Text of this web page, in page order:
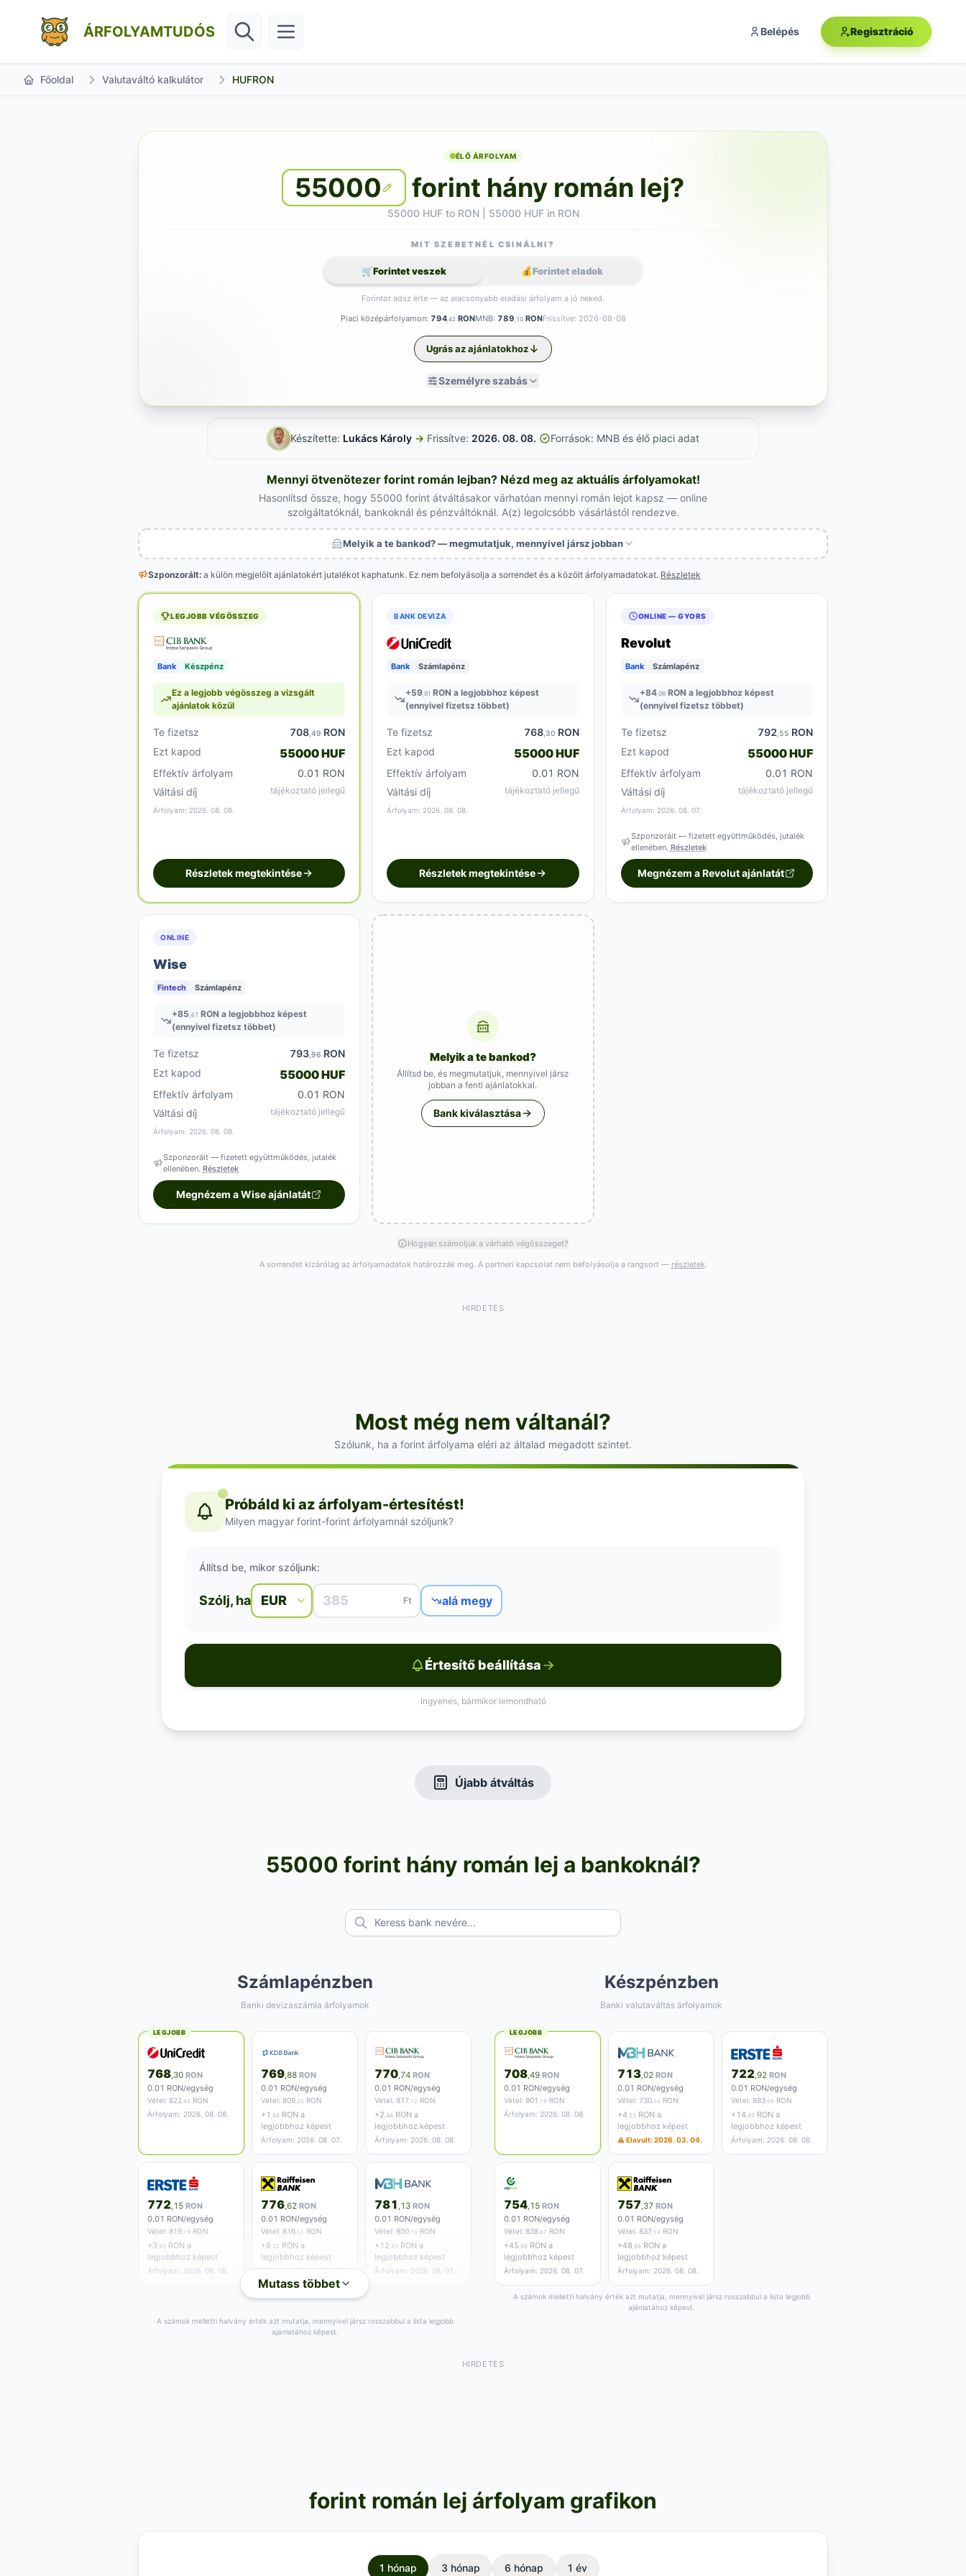
ÁRFOLYAMTUDÓS Belépés Regisztráció
Főoldal Valutaváltó kalkulátor HUFRON
ÉLŐ ÁRFOLYAM
55000 forint hány román lej?
55000 HUF to RON | 55000 HUF in RON
Piaci középárfolyamon: 794,42 RONMNB: 789 ,10RONFrissítve: 2026-08-08
Személyre szabás
MIT SZERETNÉL CSINÁLNI?
🛒Forintet veszek 💰Forintet eladok
Forintot adsz érte — az alacsonyabb eladási árfolyam a jó neked.
Ugrás az ajánlatokhoz
Készítette: Lukács Károly →·Frissítve: 2026. 08. 08.· Források: MNB és élő piaci adat
Mennyi ötvenötezer forint román lejban? Nézd meg az aktuális árfolyamokat!
Hasonlítsd össze, hogy 55000 forint átváltásakor várhatóan mennyi román lejot kapsz — online
szolgáltatóknál, bankoknál és pénzváltóknál. A(z) legolcsóbb vásárlástól rendezve.
Melyik a te bankod? — megmutatjuk, mennyivel jársz jobban
Szponzorált: a külön megjelölt ajánlatokért jutalékot kaphatunk. Ez nem befolyásolja a sorrendet és a közölt árfolyamadatokat. Részletek
LEGJOBB VÉGÖSSZEG
Bank Készpénz
Ez a legjobb végösszeg a vizsgált
ajánlatok közül
Te fizetsz 708 ,49 RON
Ezt kapod
55000 HUF
Effektív árfolyam
0.01 RON
Váltási díj
tájékoztató jellegű
Árfolyam: 2026. 08. 08.
Részletek megtekintése
BANK DEVIZA
Bank Számlapénz
+59 ,81 RON a legjobbhoz képest
(ennyivel fizetsz többet)
Te fizetsz 768,30 RON
Ezt kapod
55000 HUF
Effektív árfolyam
0.01 RON
Váltási díj
tájékoztató jellegű
Árfolyam: 2026. 08. 08.
Részletek megtekintése
ONLINE — GYORS
Revolut
Bank Számlapénz
+84,06RON a legjobbhoz képest
(ennyivel fizetsz többet)
Te fizetsz 792 ,55 RON
Ezt kapod
55000 HUF
Effektív árfolyam
0.01 RON
Váltási díj
tájékoztató jellegű
Árfolyam: 2026. 08. 07.
Szponzorált — fizetett együttműködés, jutalék
ellenében. Részletek
Megnézem a Revolut ajánlatát
ONLINE
Wise
Fintech Számlapénz
+85 ,47 RON a legjobbhoz képest
(ennyivel fizetsz többet)
Te fizetsz 793 ,96 RON
Ezt kapod
55000 HUF
Effektív árfolyam
0.01 RON
Váltási díj
tájékoztató jellegű
Árfolyam: 2026. 08. 08.
Szponzorált — fizetett együttműködés, jutalék
ellenében. Részletek
Megnézem a Wise ajánlatát
Melyik a te bankod?
Állítsd be, és megmutatjuk, mennyivel jársz
jobban a fenti ajánlatokkal.
Bank kiválasztása
Hogyan számoljuk a várható végösszeget?
A sorrendet kizárólag az árfolyamadatok határozzák meg. A partneri kapcsolat nem befolyásolja a rangsort — részletek
HIRDETÉS
Most még nem váltanál?
Szólunk, ha a forint árfolyama eléri az általad megadott szintet.
Próbáld ki az árfolyam-értesítést!
Milyen magyar forint-forint árfolyamnál szóljunk?
Állítsd be, mikor szóljunk:
Szólj, ha Ft alá megy
Értesítő beállítása
Ingyenes, bármikor lemondható
Újabb átváltás
55000 forint hány román lej a bankoknál?
Számlapénzben
Banki devizaszámla árfolyamok
LEGJOBB
768 ,30 RON
0.01 RON/egység
Vétel: 822 ,42 RON
Árfolyam: 2026. 08. 08.
769 ,88 RON
0.01 RON/egység
Vétel: 809 ,30 RON
+1 ,58 RON a
legjobbhoz képest
Árfolyam: 2026. 08. 07.
770 ,74 RON
0.01 RON/egység
Vétel: 817 ,72 RON
+2 ,44 RON a
legjobbhoz képest
Árfolyam: 2026. 08. 08.
772 ,15 RON
0.01 RON/egység
Vétel: 819 ,79 RON
+3 ,85 RON a
legjobbhoz képest
Árfolyam: 2026. 08. 08.
776 ,62 RON
0.01 RON/egység
Vétel: 816 ,51 RON
+8 ,32 RON a
legjobbhoz képest
Árfolyam: 2026. 08. 07.
781 ,13 RON
0.01 RON/egység
Vétel: 800 ,10 RON
+ 12 ,83 RON a
legjobbhoz képest
Árfolyam: 2026. 08. 07.
784,37 RON
Árfolyam: 2026. 08. 07.
Mutass többet
A számok melletti halvány érték azt mutatja, mennyivel jársz rosszabbul a lista legjobb
ajánlatához képest.
Készpénzben
Banki valutaváltás árfolyamok
LEGJOBB
708 ,49 RON
0.01 RON/egység
Vétel: 901 ,79 RON
Árfolyam: 2026. 08. 08.
713 ,02 RON
0.01 RON/egység
Vétel: 730 ,34 RON
+4 ,53 RON a
legjobbhoz képest
⚠ Elavult: 2026. 03. 04.
722 ,92 RON
0.01 RON/egység
Vétel: 883 ,68 RON
+14 ,43 RON a
legjobbhoz képest
Árfolyam: 2026. 08. 08.
754 ,15 RON
0.01 RON/egység
Vétel: 838 ,67 RON
+45 ,66 RON a
legjobbhoz képest
Árfolyam: 2026. 08. 07.
757 ,37 RON
0.01 RON/egység
Vétel: 837 ,14 RON
+48 ,88 RON a
legjobbhoz képest
Árfolyam: 2026. 08. 08.
A számok melletti halvány érték azt mutatja, mennyivel jársz rosszabbul a lista legjobb
ajánlatához képest.
HIRDETÉS
forint román lej árfolyam grafikon
1 hónap 3 hónap 6 hónap 1 év